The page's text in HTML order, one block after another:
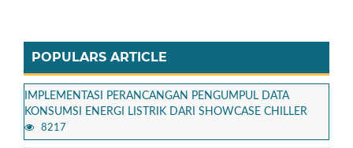
POPULARS ARTICLE
IMPLEMENTASI PERANCANGAN PENGUMPUL DATA
KONSUMSI ENERGI LISTRIK DARI SHOWCASE CHILLER
8217